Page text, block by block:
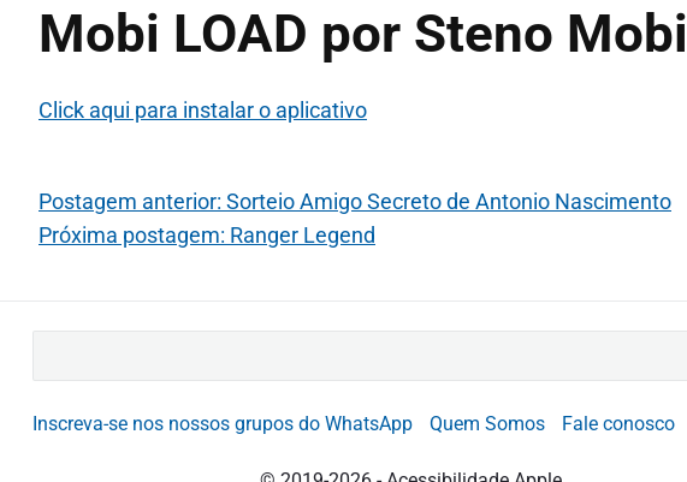
Mobi LOAD por Steno Mobi
Click aqui para instalar o aplicativo
Postagem anterior: Sorteio Amigo Secreto de Antonio Nascimento
Próxima postagem: Ranger Legend
cInscreva-se nos nossos grupos do WhatsApp Quem Somos Fale conosco